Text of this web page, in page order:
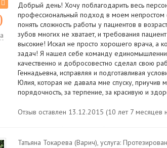
Добрый день! Хочу поблагодарить весь
профессиональный подход в моем непростом
понять сложность работы у пациентов в
зубов многих не хватает, и требования
высокие! Искал не просто хорошего врача, а
задач! Я нашел себе команду
качественно и добросовестно сделал свою
Геннадьевна, исправляя и подготавливая
Юлия, которая не давала мне спуску, приучив
порядочность, за терпение, за красивую и
Отзыв оставлен 13.12.2015 (10 лет 7 месяцев
Татьяна Токарева (Варич), услуга: